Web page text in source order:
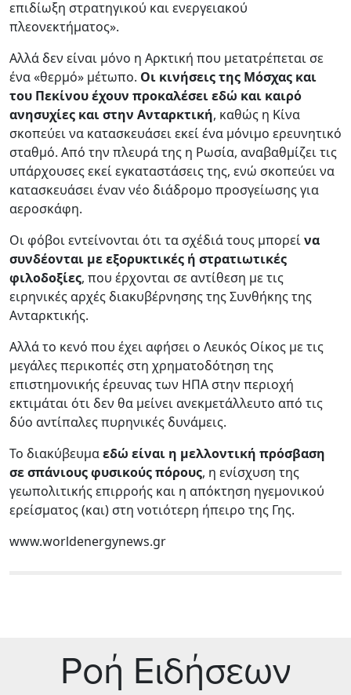
επιδίωξη στρατηγικού και ενεργειακού
πλεονεκτήματος».
Αλλά δεν είναι μόνο η Αρκτική που μετατρέπεται σε
ένα «θερμό» μέτωπο. Οι κινήσεις της Μόσχας και
του Πεκίνου έχουν προκαλέσει εδώ και καιρό
ανησυχίες και στην Ανταρκτική, καθώς η Κίνα
σκοπεύει να κατασκευάσει εκεί ένα μόνιμο ερευνητικό
σταθμό. Από την πλευρά της η Ρωσία, αναβαθμίζει τις
υπάρχουσες εκεί εγκαταστάσεις της, ενώ σκοπεύει να
κατασκευάσει έναν νέο διάδρομο προσγείωσης για
αεροσκάφη.
Οι φόβοι εντείνονται ότι τα σχέδιά τους μπορείνα
συνδέονται με εξορυκτικές ή στρατιωτικές
φιλοδοξίες, που έρχονται σε αντίθεση με τις
ειρηνικές αρχές διακυβέρνησης της Συνθήκης της
Ανταρκτικής.
Αλλά το κενό που έχει αφήσει ο Λευκός Οίκος με τις
μεγάλες περικοπές στη χρηματοδότηση της
επιστημονικής έρευνας των ΗΠΑ στην περιοχή
εκτιμάται ότι δεν θα μείνει ανεκμετάλλευτο από τις
δύο αντίπαλες πυρηνικές δυνάμεις.
Το διακύβευμαεδώ είναι η μελλοντική πρόσβαση
σε σπάνιους φυσικούς πόρους, η ενίσχυση της
γεωπολιτικής επιρροής και η απόκτηση ηγεμονικού
ερείσματος (και) στη νοτιότερη ήπειρο της Γης.
www.worldenergynews.gr
Ρoή Ειδήσεων